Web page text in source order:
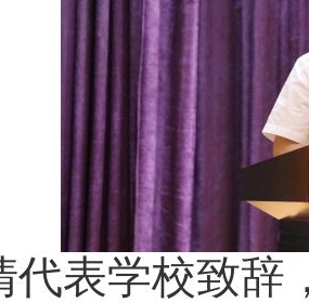
代表学校致辞